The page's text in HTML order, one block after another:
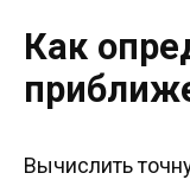
Как
Вычислить